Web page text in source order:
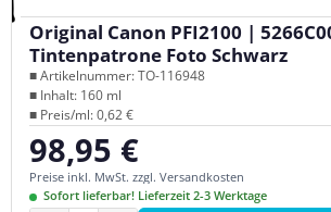
Original Canon PFI2100 |
Tintenpatrone Foto Schwarz
■ Artikelnummer: TO-116948
■ Inhalt: 160 ml
■ Preis/ml: 0,62 €
Regulärer Preis:
98,95 €
Preise inkl. MwSt. zzgl. Versandkosten
Sofort lieferbar! Lieferzeit 2-3 Werktage